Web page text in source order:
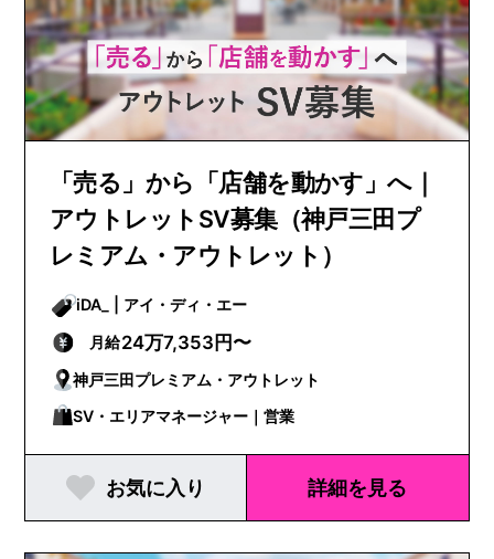
「売る」から「店舗を動かす」へ｜
アウトレットSV募集（神戸三田プ
レミアム・アウトレット）
iDA_ | アイ・ディ・エー
月給24万7,353円〜
神戸三田プレミアム・アウトレット
SV・エリアマネージャー｜営業
お気に入り 詳細を見る